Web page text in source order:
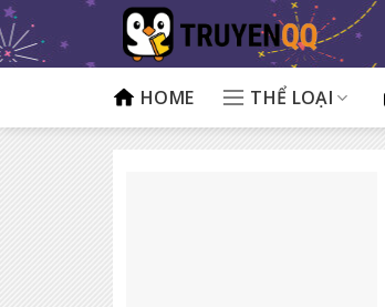
Bỏ
qua
nội
HOME THỂ LOẠI